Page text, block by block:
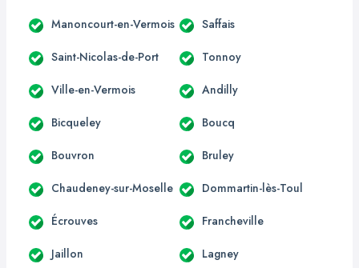
Manoncourt-en-Vermois Saffais
Saint-Nicolas-de-Port Tonnoy
Ville-en-Vermois Andilly
Bicqueley Boucq
Bouvron Bruley
Chaudeney-sur-Moselle Dommartin-lès-Toul
Écrouves Francheville
Jaillon Lagney